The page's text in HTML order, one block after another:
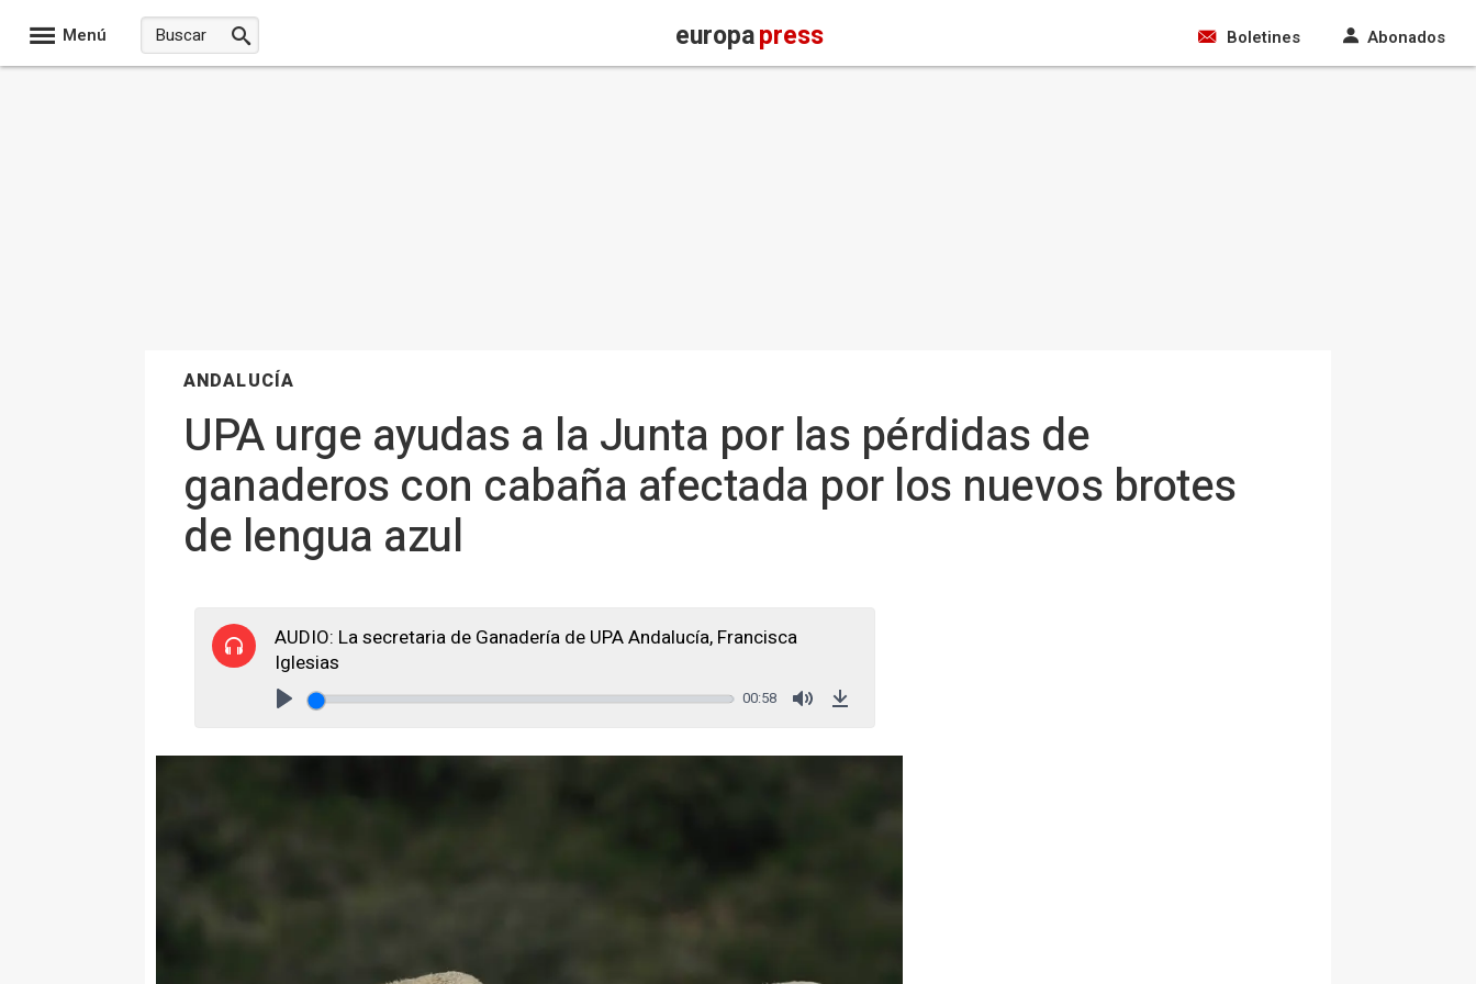
Menú europapress Boletines Abonados
ANDALUCÍA
UPA urge ayudas a la Junta por las pérdidas de
ganaderos con cabaña afectada por los nuevos brotes
de lengua azul
AUDIO: La secretaria de Ganadería de UPA Andalucía, Francisca
Iglesias
00:58